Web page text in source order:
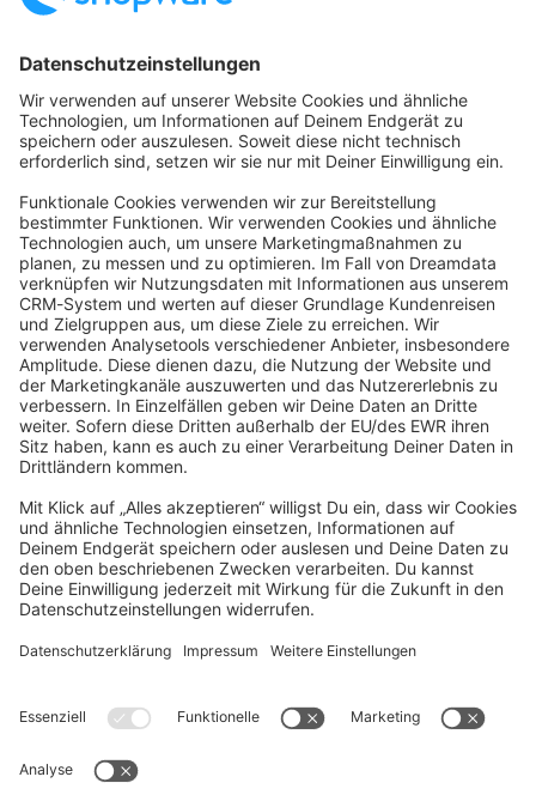
Angetrieben vonDiscourse, beste Erfahrung mit aktiviertem
community@shopware.com
Company
Press
Jobs
Newsletter
Store
Shopware 6 Handbook by
Splendid (German)
Shopware 6 - Product Feedback &